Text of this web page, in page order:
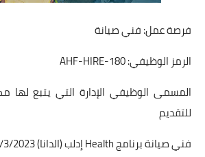
فرصة عمل: فني صيانة
الرمز الوظيفي: AHF-HIRE-180
المسمى الوظيفي الإدارة التي يتبع لها
للتقديم
فني صيانة برنامج Health إدلب (الدانا) 12/3/2023